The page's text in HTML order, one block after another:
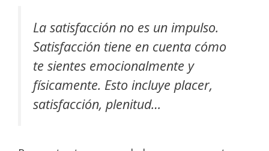
La satisfacción no es un impulso.
Satisfacción tiene en cuenta cómo
te sientes emocionalmente y
físicamente. Esto incluye placer,
satisfacción, plenitud…